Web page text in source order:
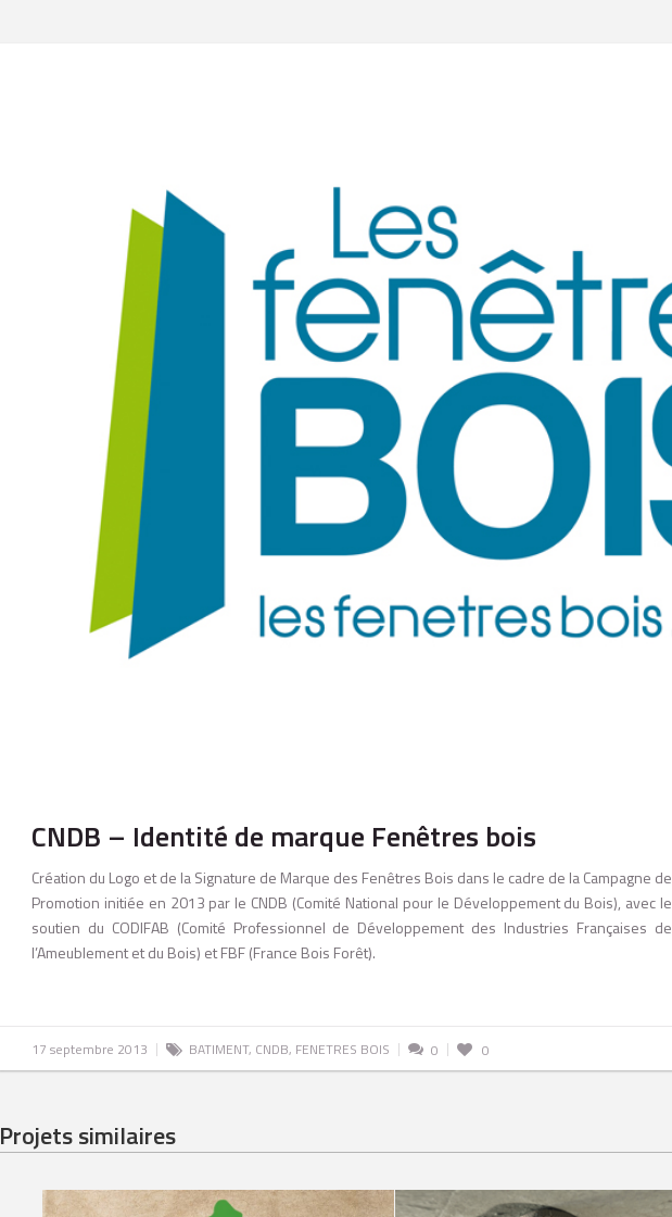
CNDB – Identité de marque Fenêtres bois
Création du Logo et de la Signature de Marque des Fenêtres Bois dans le cadre de la Campagne de
Promotion initiée en 2013 par le CNDB (Comité National pour le Développement du Bois), avec le
soutien du CODIFAB (Comité Professionnel de Développement des Industries Françaises de
l’Ameublement et du Bois) et FBF (France Bois Forêt).
17 septembre 2013 BATIMENT, CNDB, FENETRES BOIS 0 0
Projets similaires